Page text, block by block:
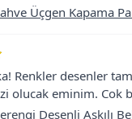
Üçgen Kapama
Renkler desenler
olucak eminim. Cok
Desenli Askılı